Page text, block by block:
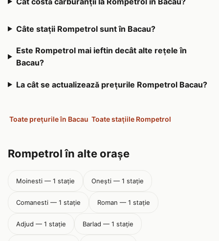
Câte stații Rompetrol sunt în Bacau?
Este Rompetrol mai ieftin decât alte rețele în
Bacau?
La cât se actualizează prețurile Rompetrol Bacau?
Toate prețurile în Bacau Toate stațiile Rompetrol
Rompetrol în alte orașe
Moinesti — 1 stație Onești — 1 stație
Comanesti — 1 stație Roman — 1 stație
Adjud — 1 stație Barlad — 1 stație